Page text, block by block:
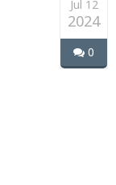
Jul 12
2024
0